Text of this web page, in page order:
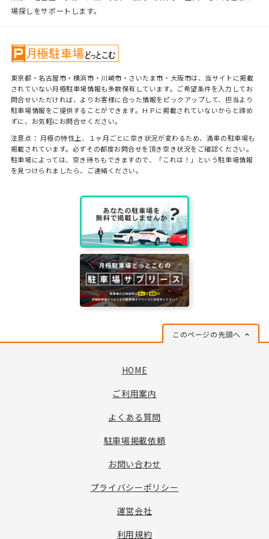
場探しをサポートします。
東京都・名古屋市・横浜市・川崎市・さいたま市・大阪市は、当サイトに掲載
されていない月極駐車場情報も多数保有しています。ご希望条件を入力してお
問合せいただければ、よりお客様に合った情報をピックアップして、担当より
駐車場情報をご提供することができます。ＨＰに掲載されていないからと諦め
ずに、お気軽にお問合せください。
注意点： 月極の特性上、１ヶ月ごとに空き状況が変わるため、満車の駐車場も
掲載されています。必ずその都度お問合せを頂き空き状況をご確認ください。
駐車場によっては、空き待ちもできますので、「これは！」という駐車場情報
を見つけられましたら、ご連絡ください。
このページの先頭へ
HOME
ご利用案内
よくある質問
駐車場掲載依頼
お問い合わせ
プライバシーポリシー
運営会社
利用規約